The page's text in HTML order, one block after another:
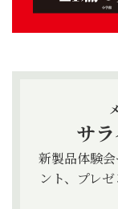
サ
新製品体験
ント、プレ